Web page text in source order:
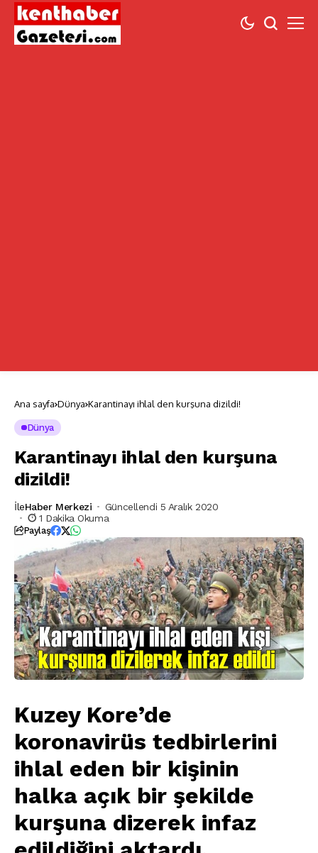
Ana sayfa Dünya Karantinayı ihlal den kurşuna dizildi!
Dünya
Karantinayı ihlal den kurşuna
dizildi!
İleHaber Merkezi
Güncellendi 5 Aralık 2020
1 Dakika Okuma
Paylaş
Kuzey Kore’de
koronavirüs tedbirlerini
ihlal eden bir kişinin
halka açık bir şekilde
kurşuna dizerek infaz